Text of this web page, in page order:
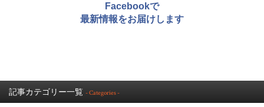
Facebookで
最新情報をお届けします
記事カテゴリー一覧 - Categories -